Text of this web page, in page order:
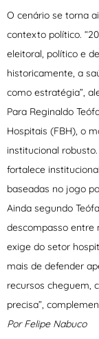
O cenário se torna
contexto político.
eleitoral, político e
historicamente, a
como estratégia”,
Para Reginaldo
Hospitais (FBH), o
institucional
fortalece
baseadas no jogo
Ainda segundo
descompasso entre
exige do setor
mais de defender
recursos cheguem,
precisa”,
Por Felipe Nabuco